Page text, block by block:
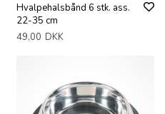
Hvalpehalsbånd 6 stk. ass.
22-35 cm
49,00 DKK